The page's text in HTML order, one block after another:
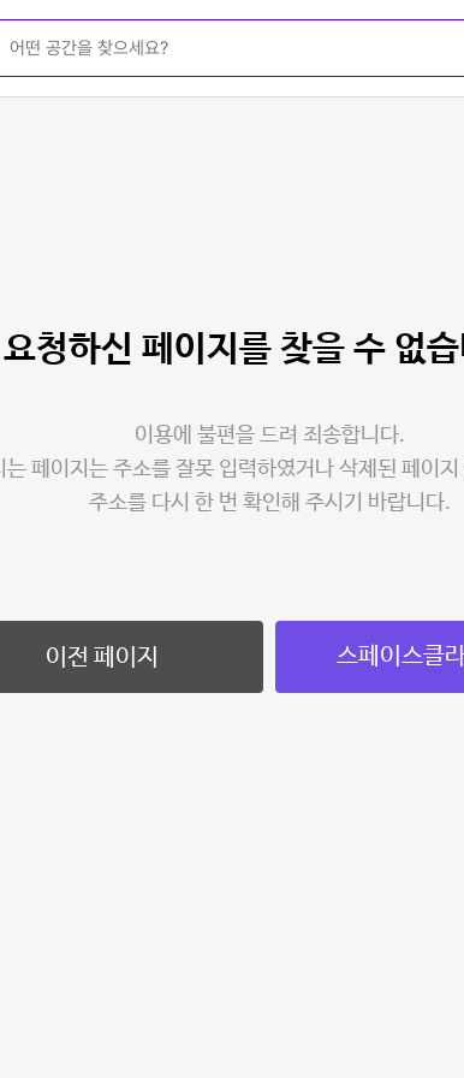
요청하신 페이지를 찾을 수 없
이용에 불편을 드려 죄송합니다.
는 페이지는 주소를 잘못 입력하였거나 삭제된 페이지
주소를 다시 한 번 확인해 주시기 바랍니다.
이전 페이지 스페이스클